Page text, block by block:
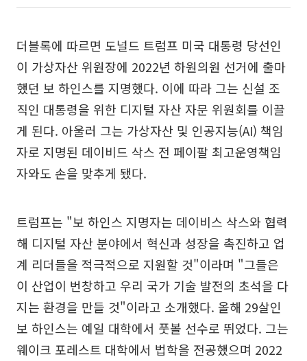
더블록에 따르면 도널드 트럼프 미국 대통령 당선인
이 가상자산 위원장에 2022년 하원의원 선거에 출마
했던 보 하인스를 지명했다. 이에 따라 그는 신설 조
직인 대통령을 위한 디지털 자산 자문 위원회를 이끌
게 된다. 아울러 그는 가상자산 및 인공지능(AI) 책임
자로 지명된 데이비드 삭스 전 페이팔 최고운영책임
자와도 손을 맞추게 됐다.
트럼프는 "보 하인스 지명자는 데이비스 삭스와 협력
해 디지털 자산 분야에서 혁신과 성장을 촉진하고 업
계 리더들을 적극적으로 지원할 것"이라며 "그들은
이 산업이 번창하고 우리 국가 기술 발전의 초석을 다
지는 환경을 만들 것"이라고 소개했다. 올해 29살인
보 하인스는 예일 대학에서 풋볼 선수로 뛰었다. 그는
웨이크 포레스트 대학에서 법학을 전공했으며 2022